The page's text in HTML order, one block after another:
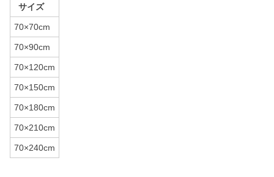
サイズ
70×70cm
70×90cm
70×120cm
70×150cm
70×180cm
70×210cm
70×240cm